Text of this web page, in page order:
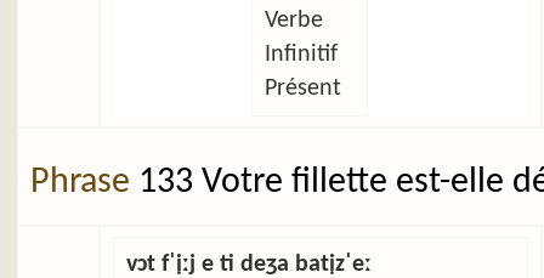
Verbe
Infinitif
Présent
Phrase 133 Votre fillette est-elle
vɔt fˈịːj e ti deʒa batịzˈeː